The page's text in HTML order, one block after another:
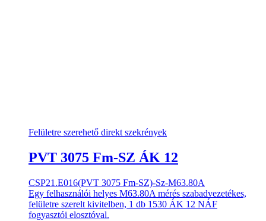
Felületre szerehető direkt szekrények
PVT 3075 Fm-SZ ÁK 12
CSP21.E016(PVT 3075 Fm-SZ)-Sz-M63.80A
Egy felhasználói helyes M63.80A mérés szabadvezetékes,
felületre szerelt kivitelben, 1 db 1530 ÁK 12 NÁF
fogyasztói elosztóval.